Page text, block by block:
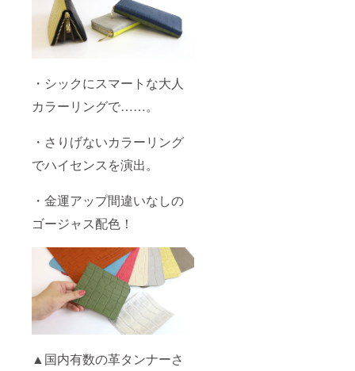
・シックにスマートな大人
カラーリングで……。
・さりげないカラーリング
でハイセンスを演出。
・金運アップ間違いなしの
ゴージャス配色！
▲国内有数の革タンナーさ